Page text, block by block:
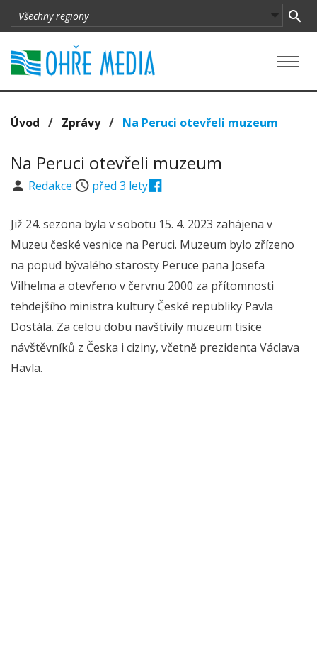
Úvod / Zprávy/ Na Peruci otevřeli muzeum
Na Peruci otevřeli muzeum
Redakce před 3 lety
Již 24. sezona byla v sobotu 15. 4. 2023 zahájena v
Muzeu české vesnice na Peruci. Muzeum bylo zřízeno
na popud bývalého starosty Peruce pana Josefa
Vilhelma a otevřeno v červnu 2000 za přítomnosti
tehdejšího ministra kultury České republiky Pavla
Dostála. Za celou dobu navštívily muzeum tisíce
návštěvníků z Česka i ciziny, včetně prezidenta Václava
Havla.